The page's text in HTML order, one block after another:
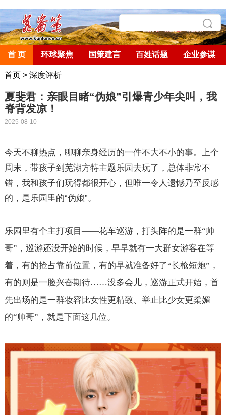
首 页 环球聚焦 国策建言 百姓话题 企业参谋
首页> 深度评析
夏斐君：亲眼目睹“伪娘”引爆青少年尖叫，我
脊背发凉！
2025-08-10
今天不聊热点，聊聊亲身经历的一件不大不小的事。上个
周末，带孩子到芜湖方特主题乐园去玩了，总体非常不
错，我和孩子们玩得都很开心，但唯一令人遗憾乃至反感
的，是乐园里的“伪娘”。
乐园里有个主打项目——花车巡游，打头阵的是一群“帅
哥”，巡游还没开始的时候，早早就有一大群女游客在等
着，有的抢占靠前位置，有的早就准备好了“长枪短炮”，
有的则是一脸兴奋期待……没多会儿，巡游正式开始，首
先出场的是一群妆容比女性更精致、举止比少女更柔媚
的“帅哥”，就是下面这几位。